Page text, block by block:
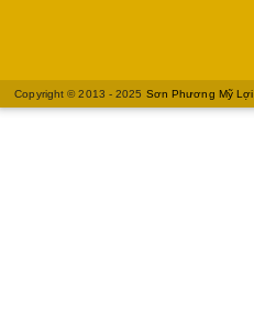
Copyright © 2013 - 2025 Sơn Phương Mỹ Lợi